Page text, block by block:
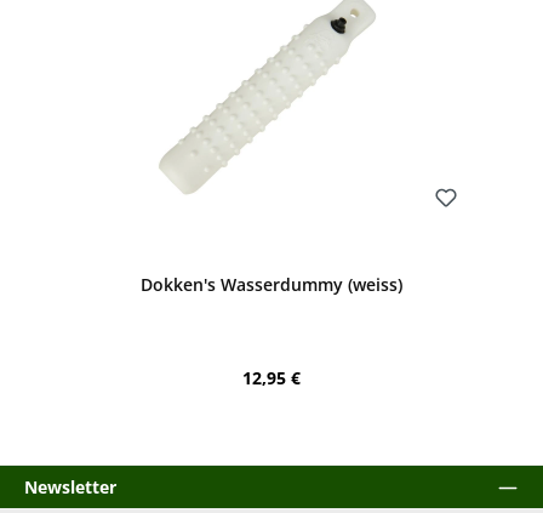
Dokken's Wasserdummy (weiss)
Regulärer Preis:
12,95 €
Newsletter